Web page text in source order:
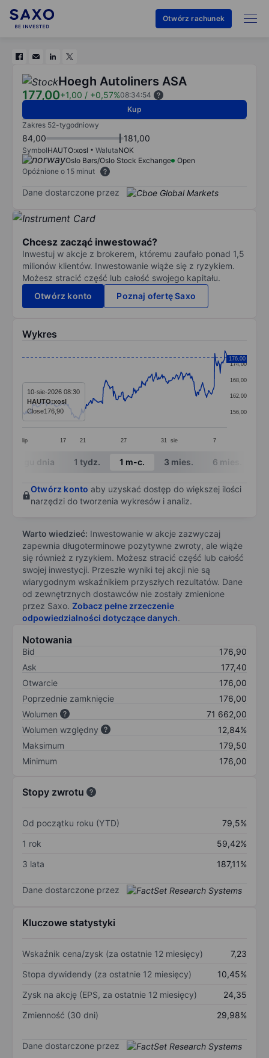
Otwórz rachunek
Hoegh Autoliners ASA
177,00+1,00 / +0,57%08:34:54
Kup
Zakres 52-tygodniowy
84,00 181,00
SymbolHAUTO:xosl WalutaNOK
Oslo Børs/Oslo Stock Exchange
Open
Opóźnione o 15 minut
Dane dostarczone przez
Chcesz zacząć inwestować?
Inwestuj w akcje z brokerem, któremu zaufało ponad 1,5
milionów klientów. Inwestowanie wiąże się z ryzykiem.
Możesz stracić część lub całość swojego kapitału.
Otwórz konto
Poznaj ofertę Saxo
Wykres
Line chart with 304 data points.
The chart has 1 X axis displaying categories.
The chart has 1 Y axis displaying values. Data
lip 17 21 27 31 sie 7
156,00
162,00
168,00
174,00
176,00
10-sie-2026 08:30
HAUTO:xosl
Close176,90
End of interactive chart.
W ciągu dnia 1 tydz. 1 m-c. 3 mies. 6 mies.
Otwórz konto aby uzyskać dostęp do większej ilości
narzędzi do tworzenia wykresów i analiz.
Warto wiedzieć: Inwestowanie w akcje zazwyczaj
zapewnia długoterminowe pozytywne zwroty, ale wiąże
się również z ryzykiem. Możesz stracić część lub całość
swojej inwestycji. Przeszłe wyniki tej akcji nie są
wiarygodnym wskaźnikiem przyszłych rezultatów. Dane
od zewnętrznych dostawców nie zostały zmienione
przez Saxo. Zobacz pełne zrzeczenie
odpowiedzialności dotyczące danych.
Notowania
Bid
176,90
Ask
177,40
Otwarcie
176,00
Poprzednie zamknięcie
176,00
Wolumen
71 662,00
Wolumen względny
12,84%
Maksimum
179,50
Minimum
176,00
Stopy zwrotu
Od początku roku (YTD)
79,5%
1 rok
59,42%
3 lata
187,11%
Dane dostarczone przez
Kluczowe statystyki
Wskaźnik cena/zysk (za ostatnie 12 miesięcy)
7,23
Stopa dywidendy (za ostatnie 12 miesięcy)
10,45%
Zysk na akcję (EPS, za ostatnie 12 miesięcy)
24,35
Zmienność (30 dni)
29,98%
Dane dostarczone przez